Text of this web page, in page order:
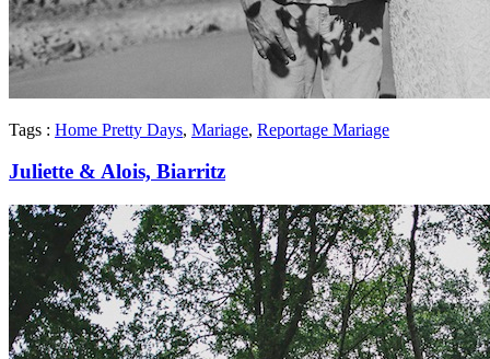
Tags : Home Pretty Days, Mariage, Reportage Mariage
Juliette & Alois, Biarritz